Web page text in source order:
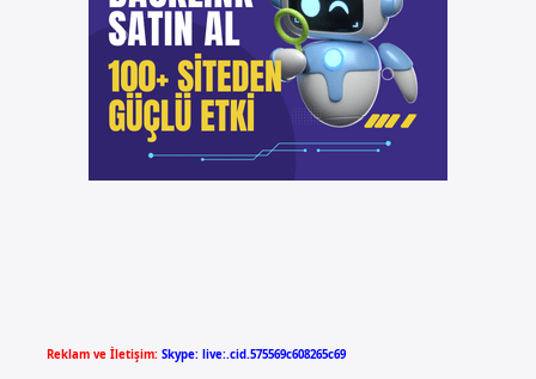
Reklam ve İletişim: Skype: live:.cid.575569c608265c69